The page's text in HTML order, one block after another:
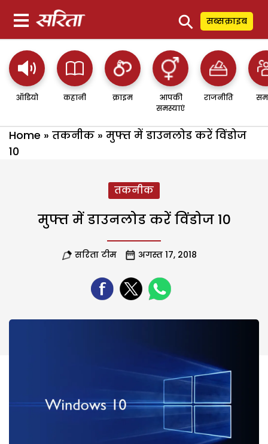
⚲ सब्सक्राइब
ऑडियो कहानी क्राइम
आपकी
समस्याएं
राजनीति
Home » तकनीक » मुफ्त में डाउनलोड करें विंडोज
10
तकनीक
मुफ्त में डाउनलोड करें विंडोज 10
सरिता टीम अगस्त 17, 2018